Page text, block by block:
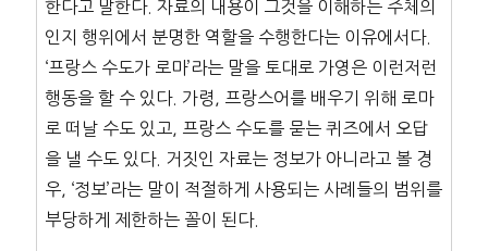
한다고 말한다. 자료의 내용이 그것을 이해하는 주체의
인지 행위에서 분명한 역할을 수행한다는 이유에서다.
‘프랑스 수도가 로마’라는 말을 토대로 가영은 이런저런
행동을 할 수 있다. 가령, 프랑스어를 배우기 위해 로마
로 떠날 수도 있고, 프랑스 수도를 묻는 퀴즈에서 오답
을 낼 수도 있다. 거짓인 자료는 정보가 아니라고 볼 경
우, ‘정보’라는 말이 적절하게 사용되는 사례들의 범위를
부당하게 제한하는 꼴이 된다.